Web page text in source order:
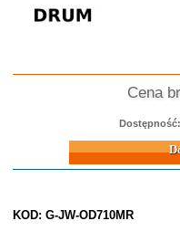
Cena
Dostępność:
Do koszyka
KOD: G-JW-OD710MR